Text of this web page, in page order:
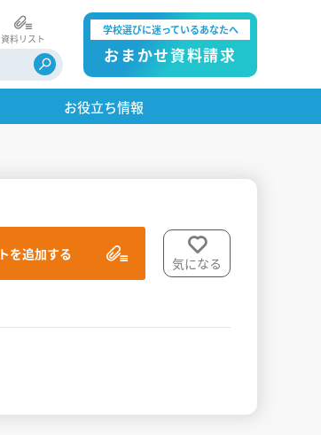
資料リスト
学校選びに迷っているあなたへ
おまかせ資料請求
お役立ち情報
を追加する
気になる